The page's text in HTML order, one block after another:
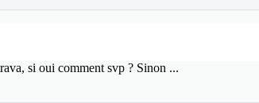
si oui comment svp ? Sinon ...